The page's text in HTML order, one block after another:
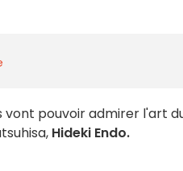
vont pouvoir admirer l'art
Hideki Endo.